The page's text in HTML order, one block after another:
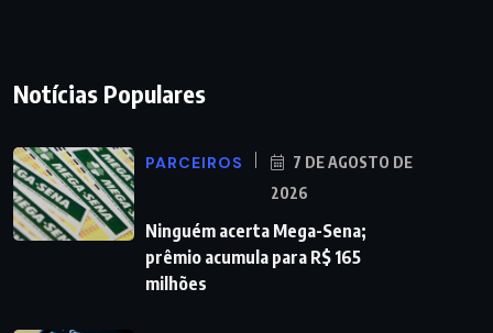
Notícias Populares
PARCEIROS
7 DE AGOSTO DE
2026
Ninguém acerta Mega-Sena;
prêmio acumula para R$ 165
milhões